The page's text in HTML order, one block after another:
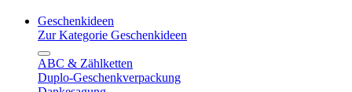
Geschenkideen
Zur Kategorie Geschenkideen
ABC & Zählketten
Duplo-Geschenkverpackung